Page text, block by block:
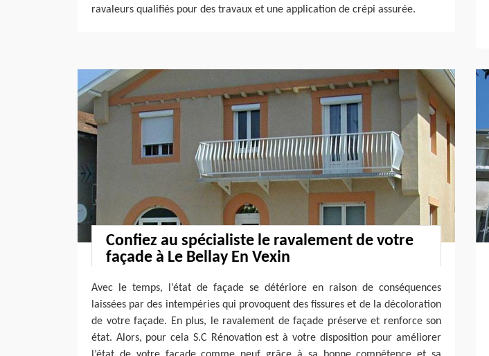
ravaleurs qualifiés pour des travaux et une application de crépi assurée.
Confiez au spécialiste le ravalement de votre
façade à Le Bellay En Vexin
Avec le temps, l’état de façade se détériore en raison de conséquences
laissées par des intempéries qui provoquent des fissures et de la décoloration
de votre façade. En plus, le ravalement de façade préserve et renforce son
état. Alors, pour cela S.C Rénovation est à votre disposition pour améliorer